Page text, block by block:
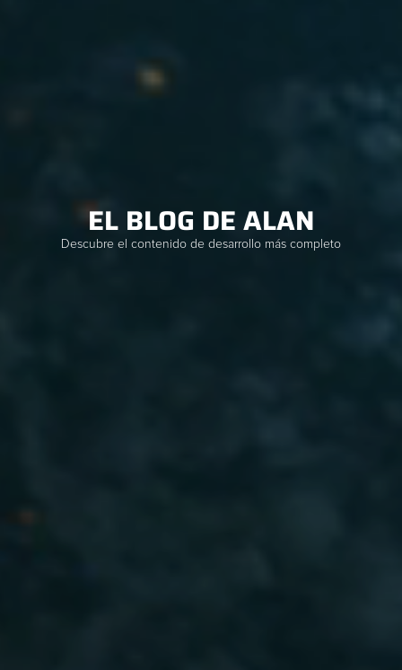
EL BLOG DE ALAN
Descubre el contenido de desarrollo más completo